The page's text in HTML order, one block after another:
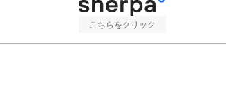
こちらをクリック